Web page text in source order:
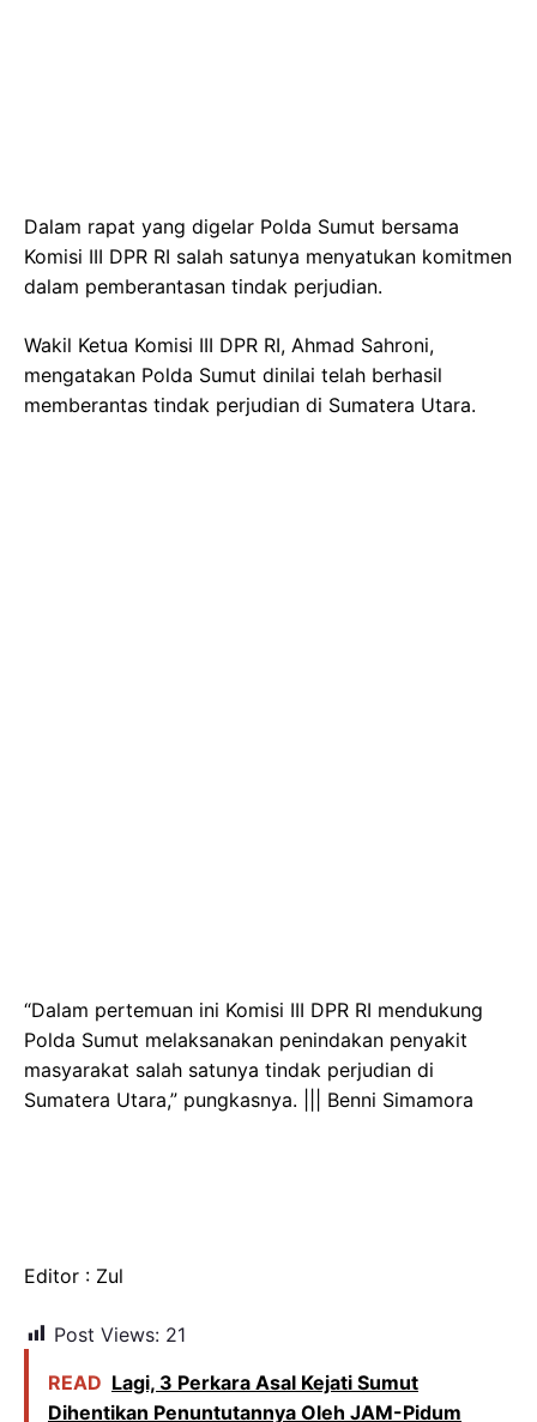
Dalam rapat yang digelar Polda Sumut bersama
Komisi III DPR RI salah satunya menyatukan komitmen
dalam pemberantasan tindak perjudian.
Wakil Ketua Komisi III DPR RI, Ahmad Sahroni,
mengatakan Polda Sumut dinilai telah berhasil
memberantas tindak perjudian di Sumatera Utara.
“Dalam pertemuan ini Komisi III DPR RI mendukung
Polda Sumut melaksanakan penindakan penyakit
masyarakat salah satunya tindak perjudian di
Sumatera Utara,” pungkasnya. ||| Benni Simamora
Editor : Zul
Post Views: 21
READ Lagi, 3 Perkara Asal Kejati Sumut
Dihentikan Penuntutannya Oleh JAM-Pidum